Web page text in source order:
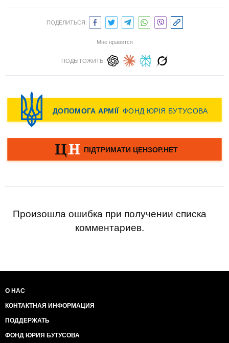
ПОДЕЛИТЬСЯ:
Мне нравится
ПОДЫТОЖИТЬ:
Произошла ошибка при получении списка
комментариев.
О НАС
КОНТАКТНАЯ ИНФОРМАЦИЯ
ПОДДЕРЖАТЬ
ФОНД ЮРИЯ БУТУСОВА